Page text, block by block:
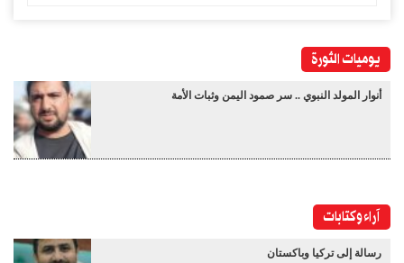
يوميات الثورة
أنوار المولد النبوي .. سر صمود اليمن وثبات الأمة
آراء وكتابات
رسالة إلى تركيا وباكستان